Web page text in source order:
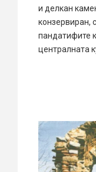
и делкан
конзервиран,
пандатифите
централната